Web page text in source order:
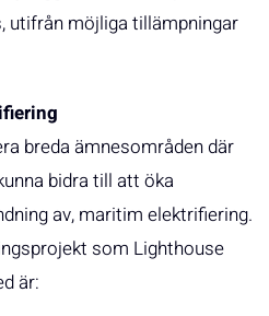
utifrån möjliga tillämpningar
breda ämnesområden där
bidra till att öka
av, maritim elektrifiering.
som Lighthouse
är: